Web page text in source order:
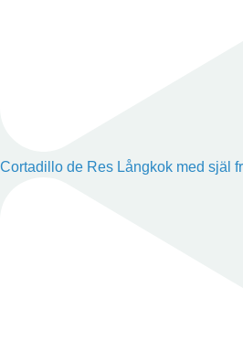
Cortadillo de Res Långkok med själ